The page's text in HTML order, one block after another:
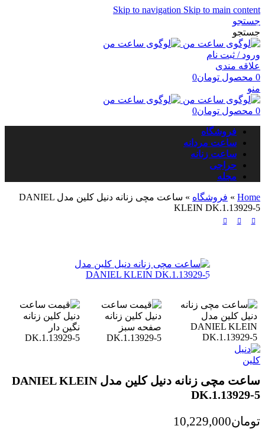
Skip to navigation Skip to main content
جستجو
جستجو
ورود / ثبت نام
علاقه مندی
0 محصول تومان0
منو
0 محصول تومان0
فروشگاه
ساعت مردانه
ساعت زنانه
حراجی
مجله
Home
» فروشگاه »
ساعت مچی زنانه دنیل کلین مدل DANIEL
KLEIN DK.1.13929-5
ساعت مچی زنانه دنیل کلین مدل DANIEL KLEIN
DK.1.13929-5
تومان10,229,000